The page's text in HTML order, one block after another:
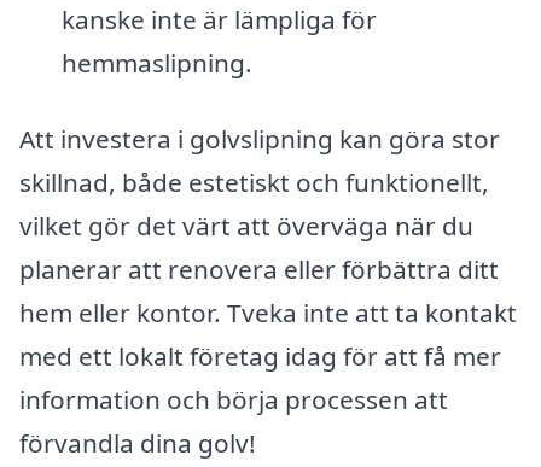
kanske inte är lämpliga för
hemmaslipning.
Att investera i golvslipning kan göra stor
skillnad, både estetiskt och funktionellt,
vilket gör det värt att överväga när du
planerar att renovera eller förbättra ditt
hem eller kontor. Tveka inte att ta kontakt
med ett lokalt företag idag för att få mer
information och börja processen att
förvandla dina golv!